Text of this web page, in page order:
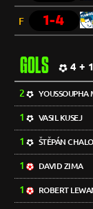
F 1-4
GOLS 4 + 1
2 YOUSSOUPHA
1 VASIL KUSEJ
1 ŠTĚPÁN
1 DAVID ZIMA
1 ROBERT